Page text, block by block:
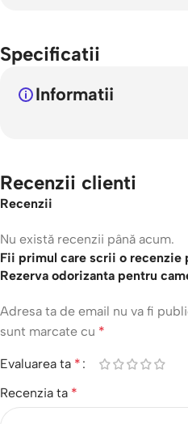
Specificatii
Informatii
Recenzii clienti
Recenzii
Nu există recenzii până acum.
Fii primul care scrii o recenzie
Rezerva odorizanta pentru
Adresa ta de email nu va fi
sunt marcate cu *
Evaluarea ta *
Recenzia ta *